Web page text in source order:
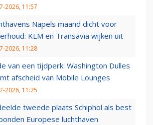
2026, 11:57
Napels maand dicht voor
KLM en Transavia wijken uit
2026, 11:28
van een tijdperk: Washington Dulles
afscheid van Mobile Lounges
2026, 11:25
tweede plaats Schiphol als best
Europese luchthaven